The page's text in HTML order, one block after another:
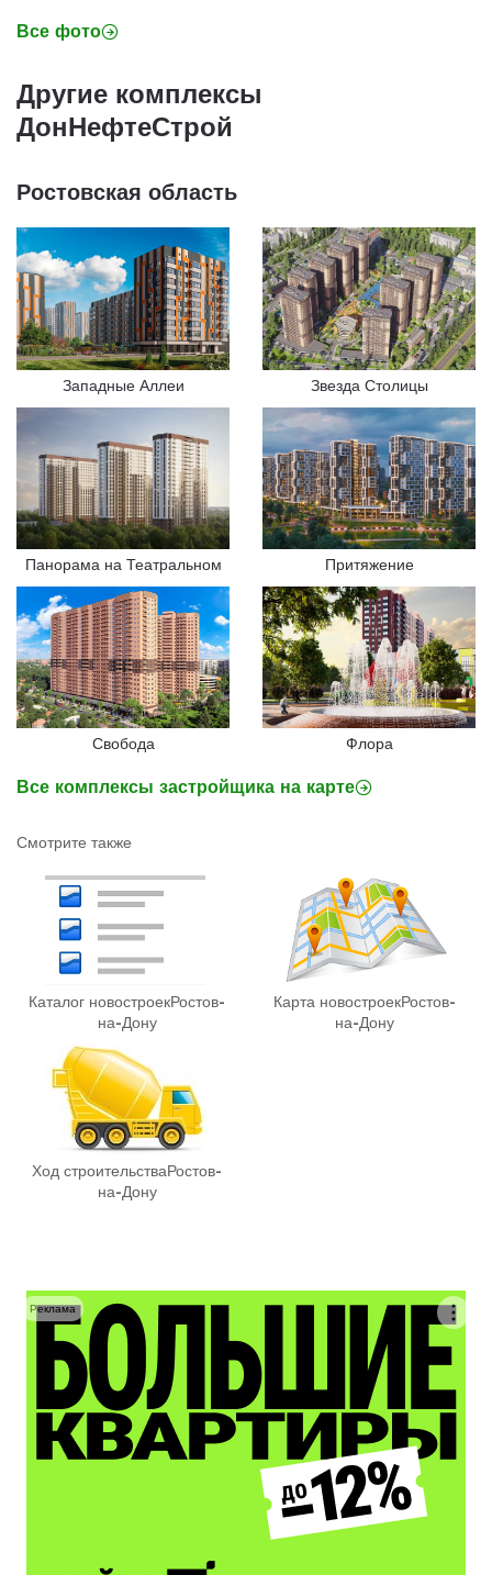
Все фото
Другие комплексы
ДонНефтеСтрой
Ростовская область
Западные Аллеи Звезда Столицы
Панорама на Театральном Притяжение
Свобода Флора
Все комплексы застройщика на карте
Смотрите также
Каталог новостроекРостов-
на-Дону
Карта новостроекРостов-
на-Дону
Ход строительстваРостов-
на-Дону
Реклама